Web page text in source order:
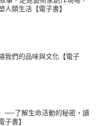
人類生活【電子書】
我們的品味與文化【電子
──了解生命活動的秘密，讀
子書】